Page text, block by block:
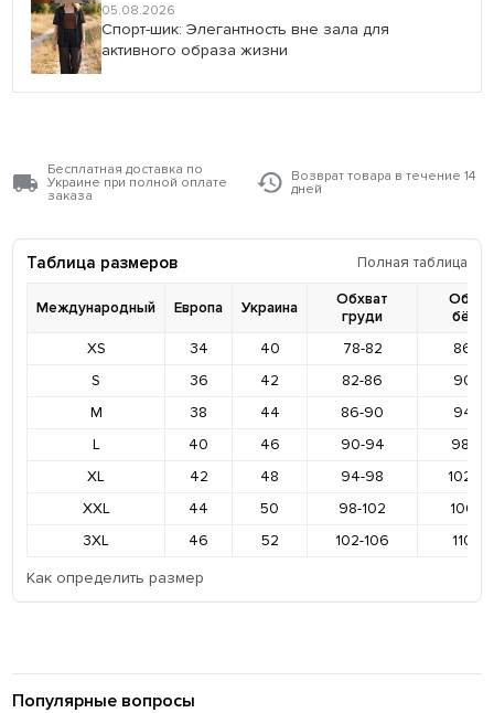
05.08.2026
Спорт-шик: Элегантность вне зала для
активного образа жизни
Бесплатная доставка по
Украине при полной оплате
заказа
Возврат товара в течение 14
дней
Таблица размеров Полная таблица
Международный Европа Украина
Обхват
груди
XS
34 40 78-82
86-
S
36 42 82-86
90-
M
38 44 86-90
94-
L
40 46 90-94
98-
XL
42 48 94-98
102-
XXL
44 50 98-102
106-
3XL
46 52 102-106
110-
Как определить размер
Популярные вопросы